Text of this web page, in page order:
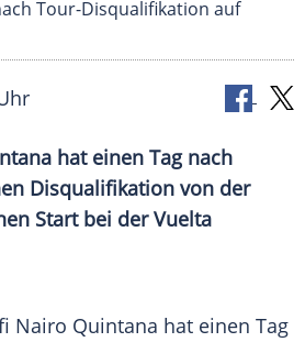
Tour-Disqualifikation auf
hat einen Tag nach
Disqualifikation von der
Start bei der Vuelta
Nairo Quintana hat einen Tag